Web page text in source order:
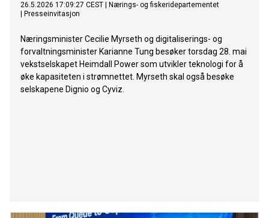
26.5.2026 17:09:27 CEST
Nærings- og fiskeridepartementet
Presseinvitasjon
Næringsminister Cecilie Myrseth og digitaliserings- og
forvaltningsminister Karianne Tung besøker torsdag 28. mai
vekstselskapet Heimdall Power som utvikler teknologi for å
øke kapasiteten i strømnettet. Myrseth skal også besøke
selskapene Dignio og Cyviz.